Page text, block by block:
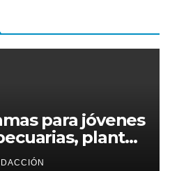
para jóvenes
plantea